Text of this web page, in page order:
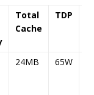
Total
Cache
TDP
24MB 65W